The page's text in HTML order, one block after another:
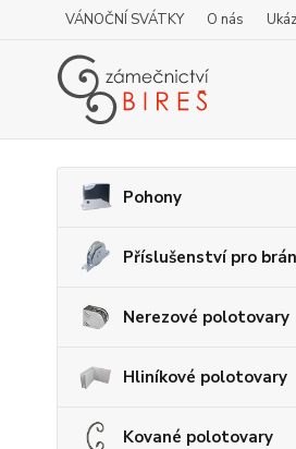
VÁNOČNÍ SVÁTKY O nás
Pohony
Příslušenství pro
Nerezové polotovary
Hliníkové polotovary
Kované polotovary